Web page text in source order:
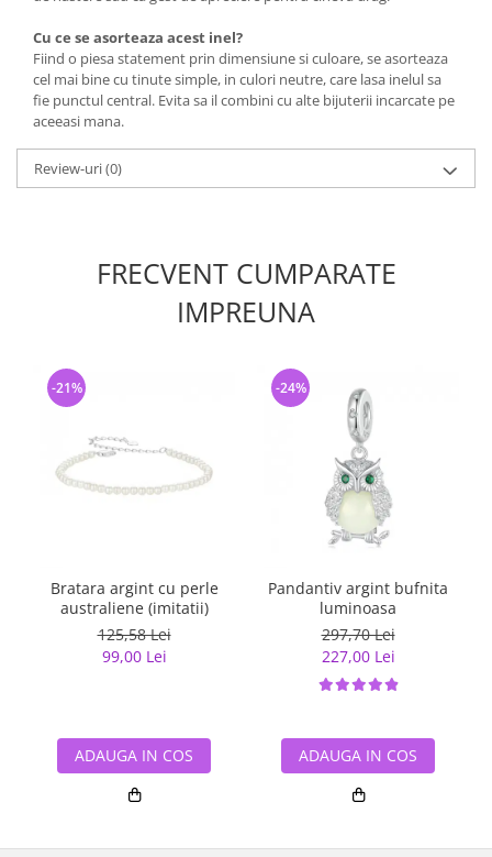
Cu ce se asorteaza acest inel?
Fiind o piesa statement prin dimensiune si culoare, se asorteaza
cel mai bine cu tinute simple, in culori neutre, care lasa inelul sa
fie punctul central. Evita sa il combini cu alte bijuterii incarcate pe
aceeasi mana.
Review-uri(0)
FRECVENT CUMPARATE
IMPREUNA
Bratara argint cu perle
australiene (imitatii)
125,58 Lei
99,00 Lei
-21%
ADAUGA IN COS
Pandantiv argint bufnita
luminoasa
297,70 Lei
227,00 Lei
-24%
ADAUGA IN COS